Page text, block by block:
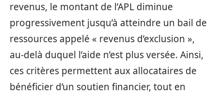
revenus, le montant de l’APL diminue
progressivement jusqu’à atteindre un bail de
ressources appelé « revenus d’exclusion »,
au-delà duquel l’aide n’est plus versée. Ainsi,
ces critères permettent aux allocataires de
bénéficier d’un soutien financier, tout en